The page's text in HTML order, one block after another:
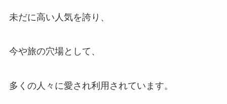
未だに高い人気を誇り、
今や旅の穴場として、
多くの人々に愛され利用されています。